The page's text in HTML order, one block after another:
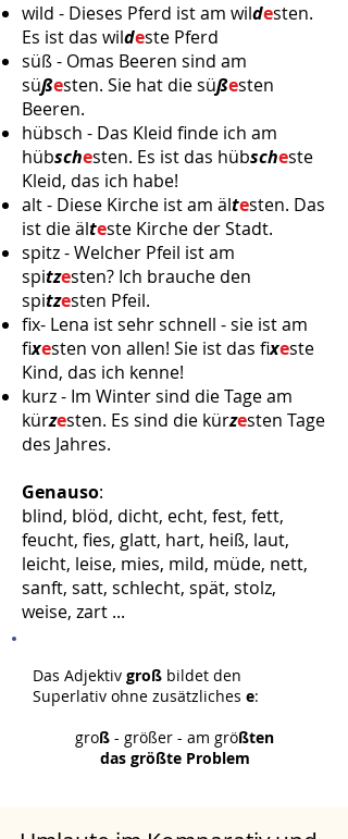
wild - Dieses Pferd ist am wildesten.
Es ist das wildeste Pferd
süß - Omas Beeren sind am
süßesten. Sie hat die süßesten
Beeren.
hübsch - Das Kleid finde ich am
hübschesten. Es ist das hübscheste
Kleid, das ich habe!
alt - Diese Kirche ist am ältesten. Das
ist die älteste Kirche der Stadt.
spitz - Welcher Pfeil ist am
spitzesten? Ich brauche den
spitzesten Pfeil.
fix- Lena ist sehr schnell - sie ist am
fixesten von allen! Sie ist das fixeste
Kind, das ich kenne!
kurz - Im Winter sind die Tage am
kürzesten. Es sind die kürzesten Tage
des Jahres.
Genauso:
blind, blöd, dicht, echt, fest, fett,
feucht, fies, glatt, hart, heiß, laut,
leicht, leise, mies, mild, müde, nett,
sanft, satt, schlecht, spät, stolz,
weise, zart ...
Das Adjektiv groß bildet den
Superlativ ohne zusätzliches e:
groß - größer - am größten
das größte Problem